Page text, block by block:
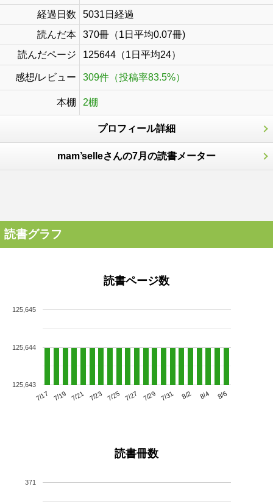
経過日数
5031日経過
読んだ本
370冊（1日平均0.07冊)
読んだページ
125644（1日平均24）
感想/レビュー 309件（投稿率83.5%）
本棚 2棚
プロフィール詳細
mam’selleさんの7月の読書メーター
読書グラフ
読書ページ数
7/17 7/19 7/21 7/23 7/25 7/27 7/29 7/31 8/2 8/4 8/6
125,643
125,644
125,645
読書冊数
371